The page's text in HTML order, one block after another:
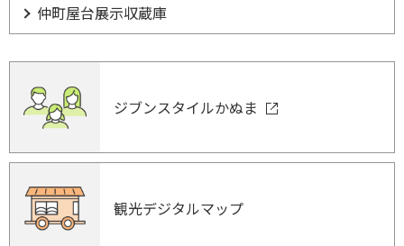
仲町屋台展示収蔵庫
ジブンスタイルかぬま
観光デジタルマップ